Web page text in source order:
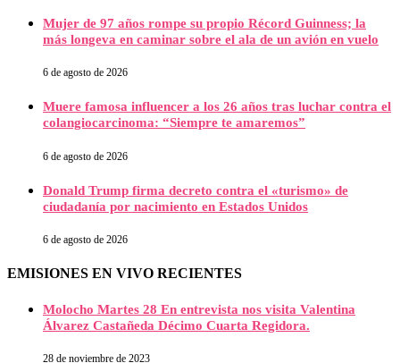
Mujer de 97 años rompe su propio Récord Guinness; la
más longeva en caminar sobre el ala de un avión en vuelo
6 de agosto de 2026
Muere famosa influencer a los 26 años tras luchar contra el
colangiocarcinoma: “Siempre te amaremos”
6 de agosto de 2026
Donald Trump firma decreto contra el «turismo» de
ciudadanía por nacimiento en Estados Unidos
6 de agosto de 2026
EMISIONES EN VIVO RECIENTES
Molocho Martes 28 En entrevista nos visita Valentina
Álvarez Castañeda Décimo Cuarta Regidora.
28 de noviembre de 2023